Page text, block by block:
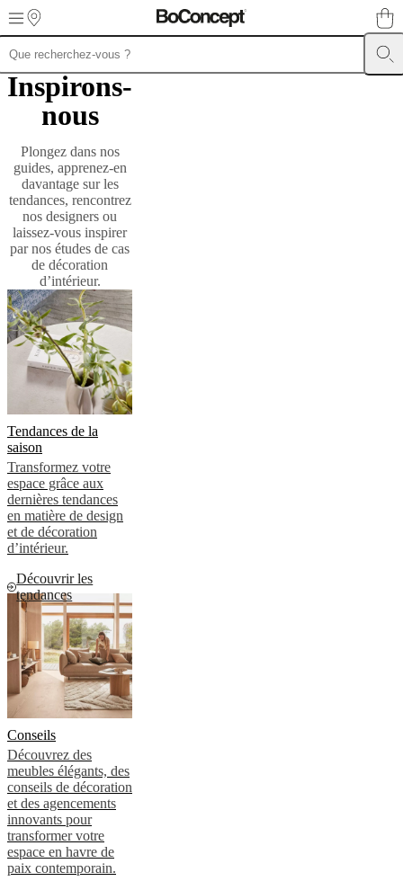
Skip to main content
MeublesCanapésChaises
/
FauteuilsTablesRangements
d’extérieurLuminaires
canapésCollections
de
tablesCollections
de
chaises
et
fauteuilsCollections
fauteuilsBeds
collectionsCollections
de
rangementsCollections
d’accessoiresCollection
tissu
Mobiliers
d'expositionPiècesSéjours
à
manger
extérieursPetits
espacesBureauxBoConcept
+
Helena
ChristensenInspiration
clientsContact
livraisonEntretien
des
meublesInstructions
d’assemblageGarantie
Décoration
d'IntérieurCommandez
des
échantillons
gratuitsTrouver
un
magasinÀ
propos
de
BoConceptValeursResponsabilité
de
l’entrepriseL’histoire
presseSavoir-
faire
Inspirons-
nous
Plongez dans nos
guides, apprenez-en
davantage sur les
tendances, rencontrez
nos designers ou
laissez-vous inspirer
par nos études de cas
de décoration
d’intérieur.
Tendances de la
saison
Transformez votre
espace grâce aux
dernières tendances
en matière de design
et de décoration
d’intérieur.
Découvrir les
tendances
Conseils
Découvrez des
meubles élégants, des
conseils de décoration
et des agencements
innovants pour
transformer votre
espace en havre de
paix contemporain.